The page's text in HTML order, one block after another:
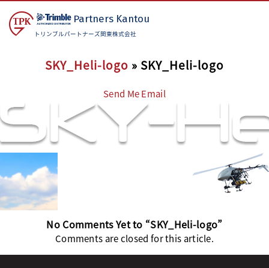
Partners Kantou
トリンブルパートナーズ関東株式会社
SKY_Heli-logo » SKY_Heli-logo
Send Me Email
No Comments Yet to “SKY_Heli-logo”
Comments are closed for this article.